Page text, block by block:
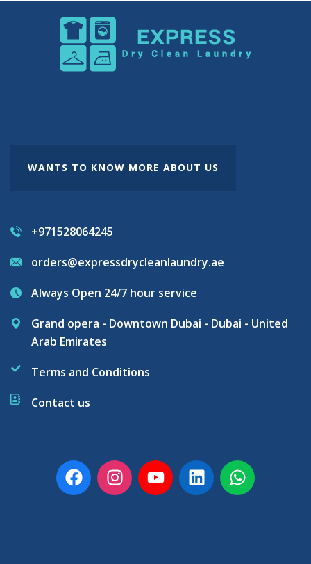
WANTS TO KNOW MORE ABOUT US
+971528064245
orders@expressdrycleanlaundry.ae
Always Open 24/7 hour service
Grand opera - Downtown Dubai - Dubai - United
Arab Emirates
Terms and Conditions
Contact us